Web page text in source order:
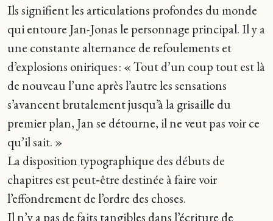
Ils signifient les articulations profondes du monde
qui entoure Jan-Jonas le personnage principal. Il y a
une constante alternance de refoulements et
d’explosions oniriques : « Tout d’un coup tout est là
de nouveau l’une après l’autre les sensations
s’avancent brutalement jusqu’à la grisaille du
premier plan, Jan se détourne, il ne veut pas voir ce
qu’il sait. »
La disposition typographique des débuts de
chapitres est peut‑être destinée à faire voir
l’effondrement de l’ordre des choses.
Il n’y a pas de faits tangibles dans l’écriture de